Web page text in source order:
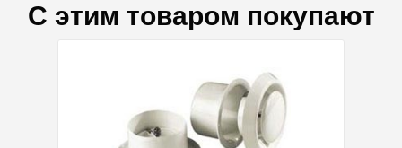
С этим товаром покупают